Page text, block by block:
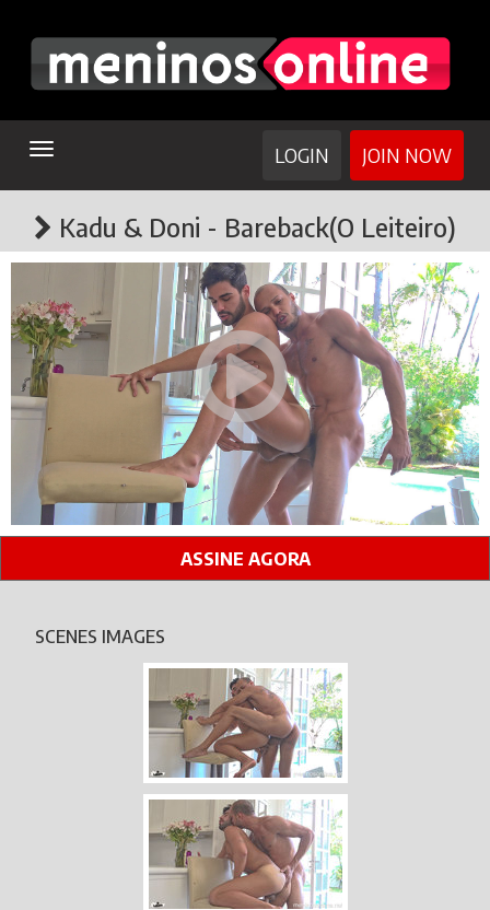
TOGGLE
JOIN NOW
LOGIN
Kadu & Doni - Bareback(O Leiteiro)
ASSINE AGORA
SCENES IMAGES